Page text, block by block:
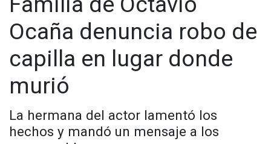
Ocaña denuncia robo de
capilla en lugar donde
murió
La hermana del actor lamentó los
hechos y mandó un mensaje a los